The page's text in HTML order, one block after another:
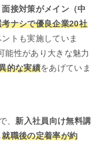
接対策がメイン （中
考ナシで優良企業20社
トも実施していま
能性があり大きな魅力
的な実績をあげていま
、 新入社員向け無料講
就職後の定着率が約